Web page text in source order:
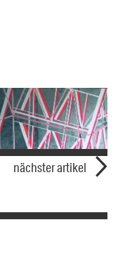
nächster artikel